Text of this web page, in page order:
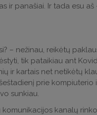
ir panašiai. Ir tada esu
– nežinau, reikėtų
tik pataikiau ant
ir kartais net netikėtų
prie kompiuterio
sunkiau.
kanalų